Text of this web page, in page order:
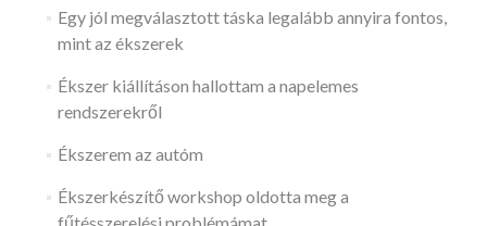
Egy jól megválasztott táska legalább annyira fontos,
mint az ékszerek
Ékszer kiállításon hallottam a napelemes
rendszerekről
Ékszerem az autóm
Ékszerkészítő workshop oldotta meg a